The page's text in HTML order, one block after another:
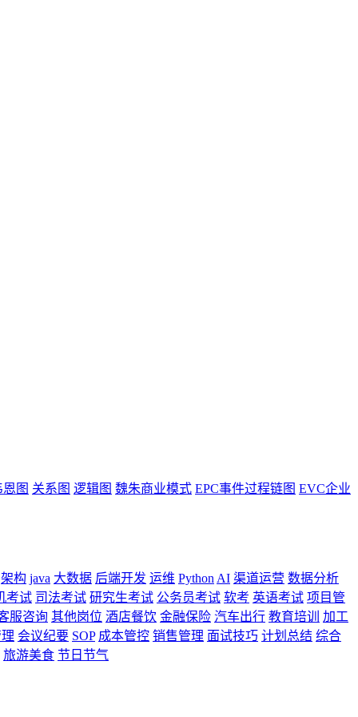
恩图 关系图 逻辑图 魏朱商业模式 EPC事件过程链图 EVC企业
架构 java 大数据 后端开发 运维 Python AI 渠道运营 数据分析
考试 司法考试 研究生考试 公务员考试 软考 英语考试 项目管
服咨询 其他岗位 酒店餐饮 金融保险 汽车出行 教育培训
加工
会议纪要 SOP 成本管控 销售管理 面试技巧 计划总结 综合
旅游美食 节日节气